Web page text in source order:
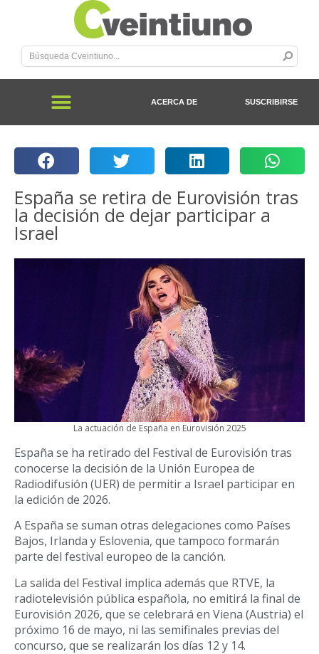
ACERCA DE SUSCRIBIRSE
España se retira de Eurovisión tras
la decisión de dejar participar a
Israel
La actuación de España en Eurovisión 2025
España se ha retirado del Festival de Eurovisión tras
conocerse la decisión de la Unión Europea de
Radiodifusión (UER) de permitir a Israel participar en
la edición de 2026.
A España se suman otras delegaciones como Países
Bajos, Irlanda y Eslovenia, que tampoco formarán
parte del festival europeo de la canción.
La salida del Festival implica además que RTVE, la
radiotelevisión pública española, no emitirá la final de
Eurovisión 2026, que se celebrará en Viena (Austria) el
próximo 16 de mayo, ni las semifinales previas del
concurso, que se realizarán los días 12 y 14.